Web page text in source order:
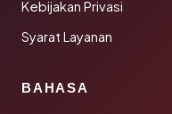
Kebijakan Privasi
Syarat Layanan
BAHASA